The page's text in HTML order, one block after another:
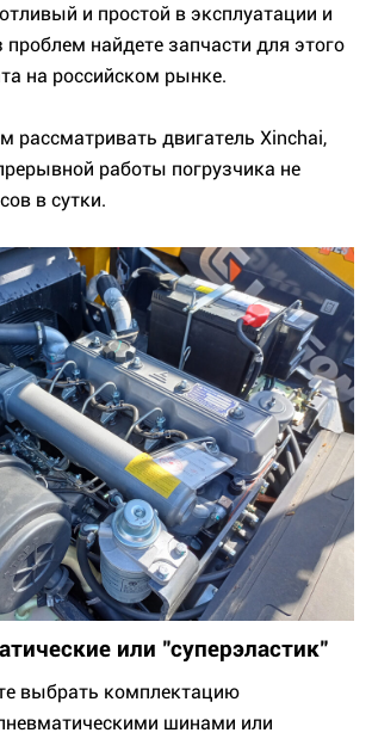
и простой в эксплуатации и
найдете запчасти для этого
на российском рынке.
рассматривать двигатель Xinchai,
работы погрузчика не
в сутки.
или "суперэластик"
выбрать комплектацию
шинами или